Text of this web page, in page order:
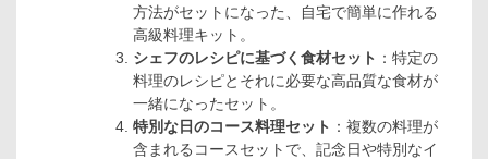
方法がセットになった、自宅で簡単に作れる
高級料理キット。
シェフのレシピに基づく食材セット ：特定の
料理のレシピとそれに必要な高品質な食材が
一緒になったセット。
特別な日のコース料理セット ：複数の料理が
含まれるコースセットで、記念日や特別なイ